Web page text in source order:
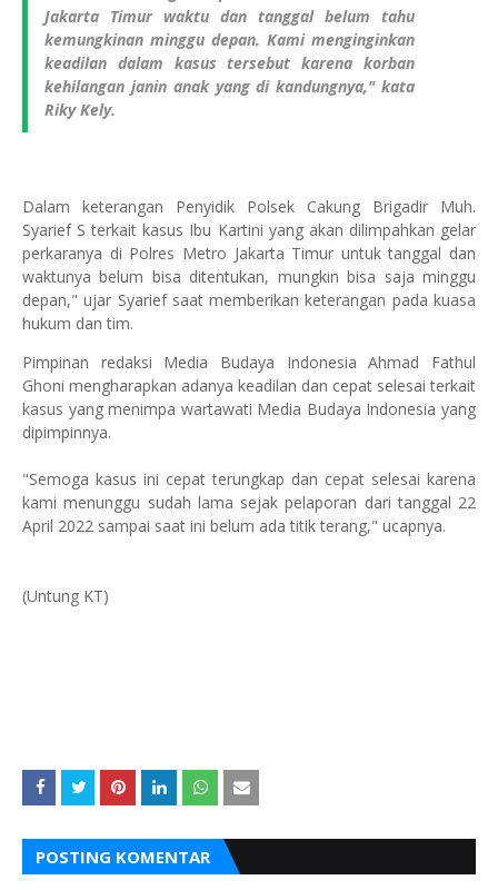
Jakarta Timur waktu dan tanggal belum tahu
kemungkinan minggu depan. Kami menginginkan
keadilan dalam kasus tersebut karena korban
kehilangan janin anak yang di kandungnya," kata
Riky Kely.
Dalam keterangan Penyidik Polsek Cakung Brigadir Muh.
Syarief S terkait kasus Ibu Kartini yang akan dilimpahkan gelar
perkaranya di Polres Metro Jakarta Timur untuk tanggal dan
waktunya belum bisa ditentukan, mungkin bisa saja minggu
depan," ujar Syarief saat memberikan keterangan pada kuasa
hukum dan tim.
Pimpinan redaksi Media Budaya Indonesia Ahmad Fathul
Ghoni mengharapkan adanya keadilan dan cepat selesai terkait
kasus yang menimpa wartawati Media Budaya Indonesia yang
dipimpinnya.
"Semoga kasus ini cepat terungkap dan cepat selesai karena
kami menunggu sudah lama sejak pelaporan dari tanggal 22
April 2022 sampai saat ini belum ada titik terang," ucapnya.
(Untung KT)
POSTING KOMENTAR